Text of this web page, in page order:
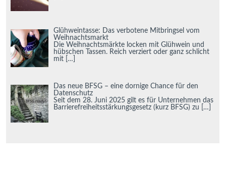
Glühweintasse: Das verbotene Mitbringsel vom
Weihnachtsmarkt
Die Weihnachtsmärkte locken mit Glühwein und
hübschen Tassen. Reich verziert oder ganz schlicht
mit
[…]
Das neue BFSG – eine dornige Chance für den
Datenschutz
Seit dem 28. Juni 2025 gilt es für Unternehmen das
Barrierefreiheitsstärkungsgesetz (kurz BFSG) zu
[…]